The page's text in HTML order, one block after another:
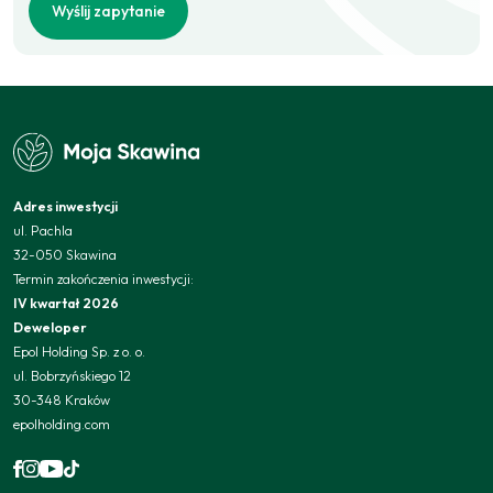
Wyślij zapytanie
Adres inwestycji
ul. Pachla
32-050 Skawina
Termin zakończenia inwestycji:
IV kwartał 2026
Deweloper
Epol Holding Sp. z o. o.
ul. Bobrzyńskiego 12
30-348 Kraków
epolholding.com